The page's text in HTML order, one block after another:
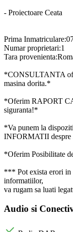
- Proiectoare Ceata
Prima
Numar proprietari:1
Tara
*CONSULTANTA
masina dorita.*
*Oferim RAPORT
siguranta!*
*Va punem la
INFORMATII despre
*Oferim Posibilitate
*** Pot exista erori in
informatiilor,
va rugam sa luati
Audio si